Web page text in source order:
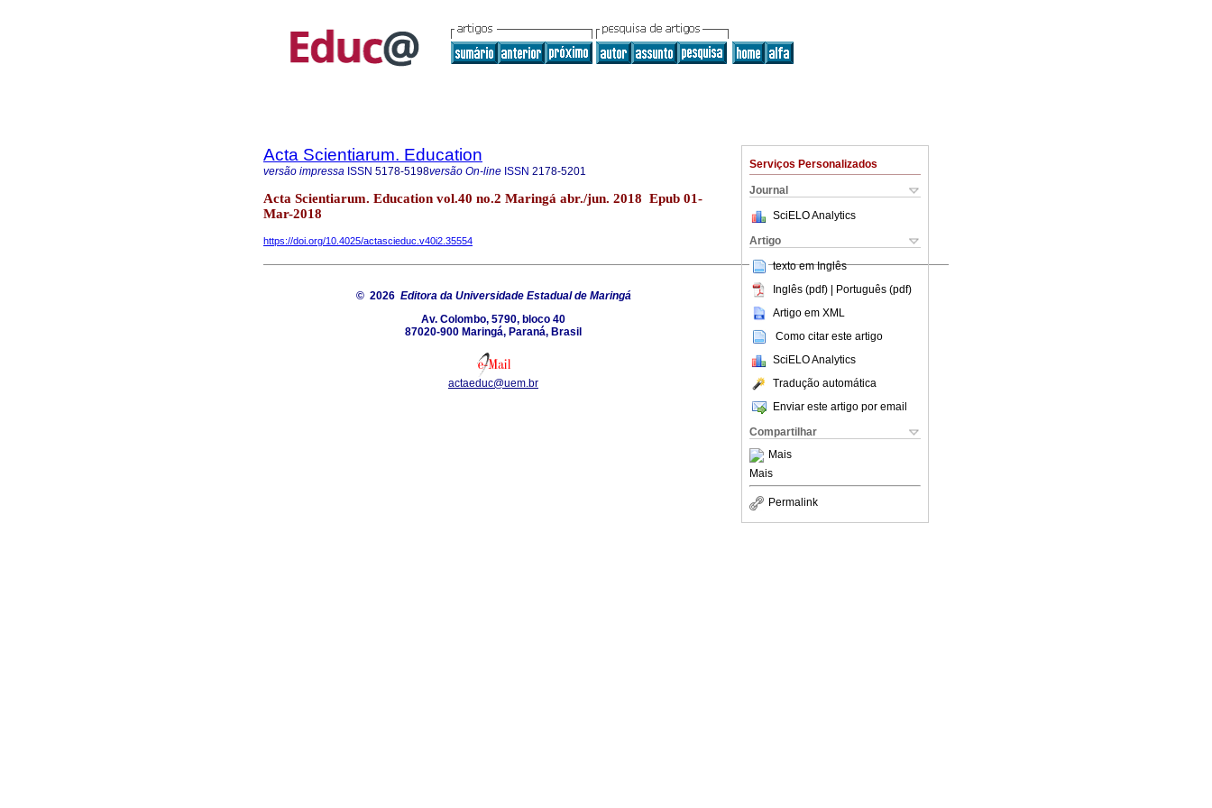
Serviços Personalizados
Journal
SciELO Analytics
Artigo
texto emInglês
Inglês (pdf) | Português (pdf)
Artigo em XML
Como citar este artigo
SciELO Analytics
Tradução automática
Enviar este artigo por email
Compartilhar
Mais
Mais
Permalink
Acta Scientiarum. Education
versão impressa ISSN 5178-5198versão On-line ISSN 2178-5201
Acta Scientiarum. Education vol.40 no.2 Maringá abr./jun. 2018 Epub 01-
Mar-2018
https://doi.org/10.4025/actascieduc.v40i2.35554
© 2026 Editora da Universidade Estadual de Maringá
Av. Colombo, 5790, bloco 40
87020-900 Maringá, Paraná, Brasil
actaeduc@uem.br